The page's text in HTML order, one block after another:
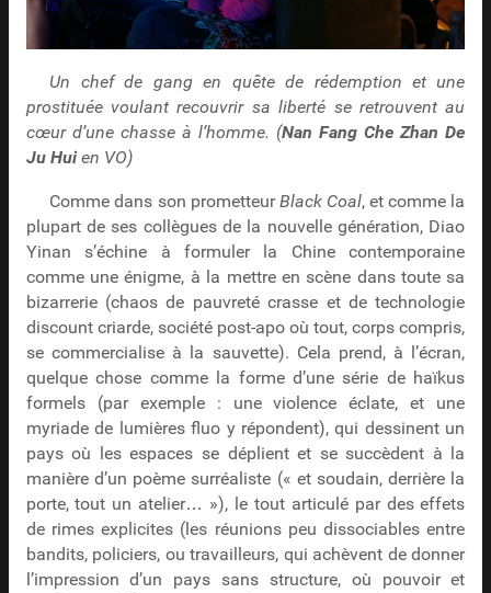
Un chef de gang en quête de rédemption et une
prostituée voulant recouvrir sa liberté se retrouvent au
cœur d’une chasse à l’homme. (Nan Fang Che Zhan De
Ju Huien VO)
Comme dans son prometteurBlack Coal, et comme la
plupart de ses collègues de la nouvelle génération, Diao
Yinan s’échine à formuler la Chine contemporaine
comme une énigme, à la mettre en scène dans toute sa
bizarrerie (chaos de pauvreté crasse et de technologie
discount criarde, société post-apo où tout, corps compris,
se commercialise à la sauvette). Cela prend, à l’écran,
quelque chose comme la forme d’une série de haïkus
formels (par exemple : une violence éclate, et une
myriade de lumières fluo y répondent), qui dessinent un
pays où les espaces se déplient et se succèdent à la
manière d’un poème surréaliste (« et soudain, derrière la
porte, tout un atelier… »), le tout articulé par des effets
de rimes explicites (les réunions peu dissociables entre
bandits, policiers, ou travailleurs, qui achèvent de donner
l’impression d’un pays sans structure, où pouvoir et